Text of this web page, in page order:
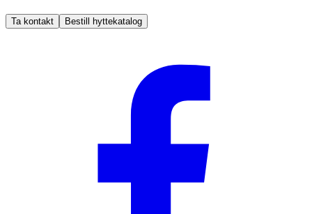
Ta kontakt Bestill hyttekatalog